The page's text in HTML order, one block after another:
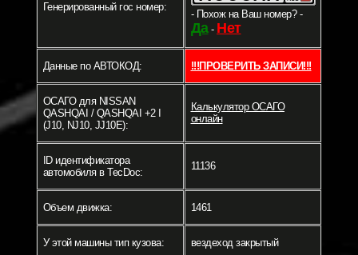
Генерированный гос номер:
- Похож на Ваш номер? -
Да- Нет
Данные по АВТОКОД: !!!ПРОВЕРИТЬ ЗАПИСИ!!!
ОСАГО для NISSAN
QASHQAI / QASHQAI +2 I
(J10, NJ10, JJ10E):
Калькулятор ОСАГО
онлайн
ID идентификатора
автомобиля в TecDoc:
11136
Объем движка: 1461
У этой машины тип кузова: вездеход закрытый